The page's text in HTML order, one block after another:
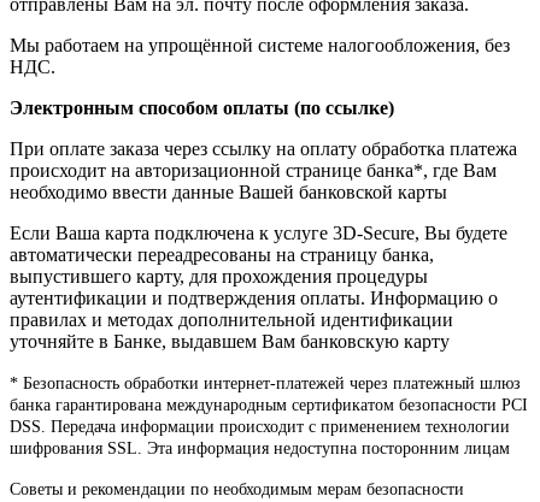
отправлены Вам на эл. почту после оформления заказа.
Мы работаем на упрощённой системе налогообложения, без
НДС.
Электронным способом оплаты (по ссылке)
При оплате заказа через ссылку на оплату обработка платежа
происходит на авторизационной странице банка*, где Вам
необходимо ввести данные Вашей банковской карты
Если Ваша карта подключена к услуге 3D-Secure, Вы будете
автоматически переадресованы на страницу банка,
выпустившего карту, для прохождения процедуры
аутентификации и подтверждения оплаты. Информацию о
правилах и методах дополнительной идентификации
уточняйте в Банке, выдавшем Вам банковскую карту
* Безопасность обработки интернет-платежей через платежный шлюз
банка гарантирована международным сертификатом безопасности PCI
DSS. Передача информации происходит с применением технологии
шифрования SSL. Эта информация недоступна посторонним лицам
Советы и рекомендации по необходимым мерам безопасности